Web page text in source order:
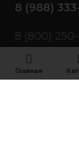
8 (988)
8 (800)
Главная